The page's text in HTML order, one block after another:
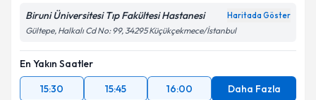
Biruni Üniversitesi Tıp Fakültesi Hastanesi Haritada Göster
Gültepe, Halkalı Cd No: 99, 34295 Küçükçekmece/İstanbul
En Yakın Saatler
15:30
15:45 16:00 Daha Fazla